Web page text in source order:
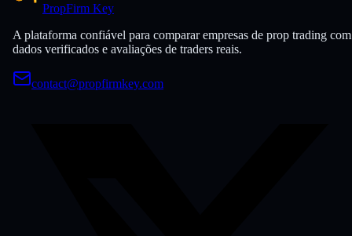
PropFirm Key
A plataforma confiável para comparar empresas de prop trading com
dados verificados e avaliações de traders reais.
contact@propfirmkey.com